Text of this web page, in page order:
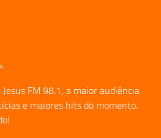
FM 98.1, a maior audiência
e maiores hits do momento.